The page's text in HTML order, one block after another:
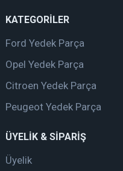
KATEGORİLER
Ford Yedek Parça
Opel Yedek Parça
Citroen Yedek Parça
Peugeot Yedek Parça
ÜYELİK & SİPARİŞ
Üyelik